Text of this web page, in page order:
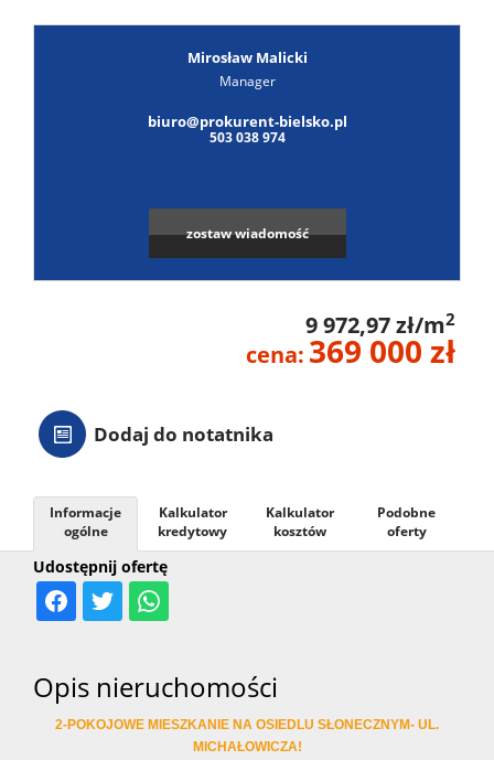
Leaflet
Mirosław Malicki
Manager
biuro@prokurent-bielsko.pl
503 038 974
zostaw wiadomość
9 972,97 zł/m2
cena: 369 000 zł
Dodaj do notatnika
Udostępnij ofertę
Informacje
ogólne
Kalkulator
kredytowy
Kalkulator
kosztów
Podobne
oferty
Opis nieruchomości
2-POKOJOWE MIESZKANIE NA OSIEDLU SŁONECZNYM- UL.
MICHAŁOWICZA!